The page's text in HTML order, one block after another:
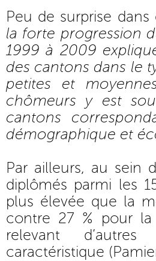
Peu de surprise
la forte progression
1999 à 2009
des cantons dans le
petites et
chômeurs y est
cantons
démographique et
Par ailleurs, au sein
diplômés parmi les
plus élevée que la
contre 27 % pour la
relevant
caractéristique